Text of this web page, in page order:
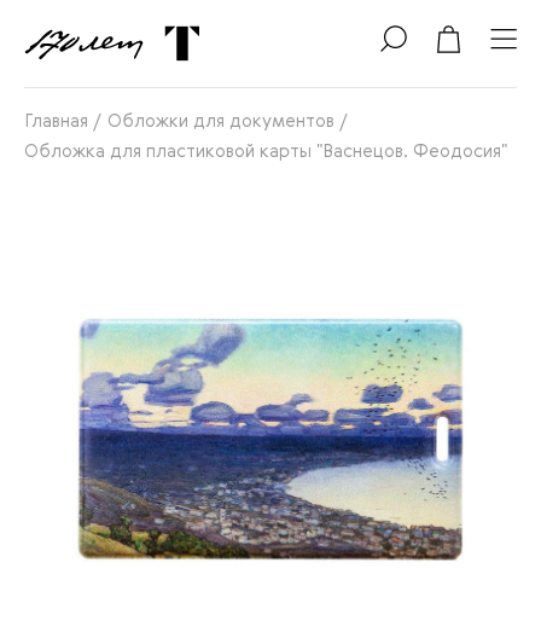
Главная / Обложки для документов /
Обложка для пластиковой карты "Васнецов. Феодосия"